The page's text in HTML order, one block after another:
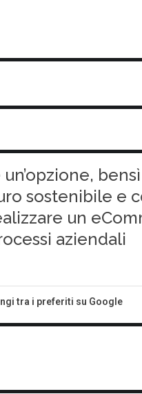
sostenibile e
un
aziendali
tra i preferiti su Google